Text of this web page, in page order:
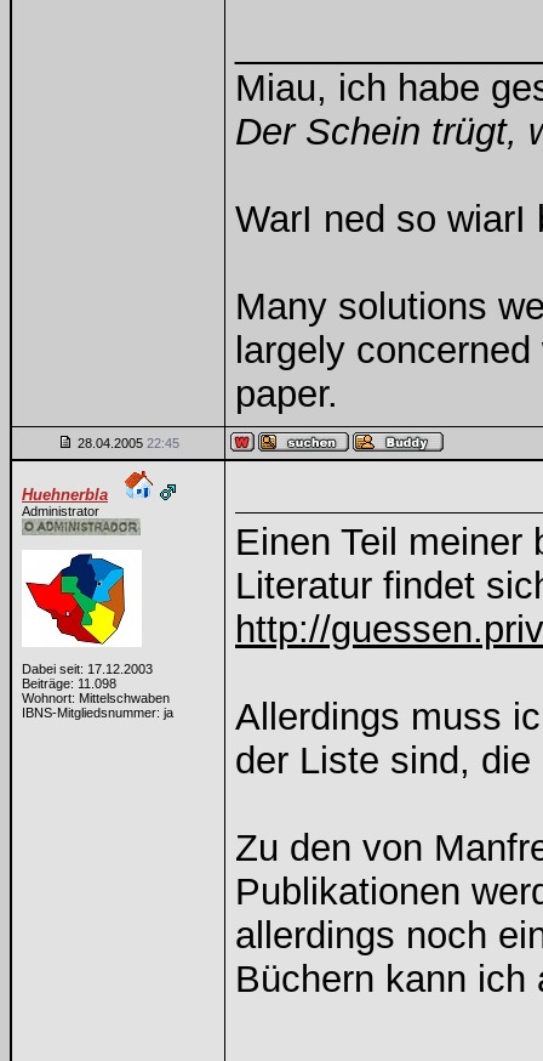
Miau, ich habe
Der Schein trügt,
WarI ned so wiarI
Many solutions
largely
paper.
28.04.2005 22:45
Huehnerbla
Administrator
Dabei seit: 17.12.2003
Beiträge: 11.098
Wohnort: Mittelschwaben
IBNS-Mitgliedsnummer: ja
Einen Teil meiner
Literatur findet
http://
Allerdings muss
der Liste sind,
Zu den von
Publikationen
allerdings noch
Büchern kann ich